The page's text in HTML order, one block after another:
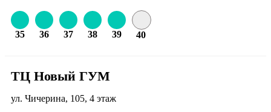
35 36 37 38 39 40
ТЦ Новый ГУМ
ул. Чичерина, 105, 4 этаж